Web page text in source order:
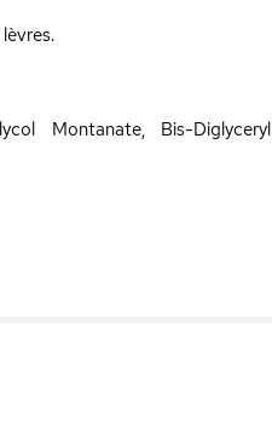
Montanate, Bis-Diglyceryl